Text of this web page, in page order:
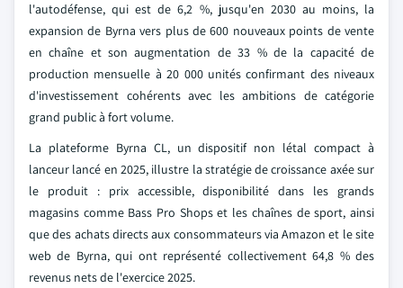
l'autodéfense, qui est de 6,2 %, jusqu'en 2030 au moins, la
expansion de Byrna vers plus de 600 nouveaux points de vente
en chaîne et son augmentation de 33 % de la capacité de
production mensuelle à 20 000 unités confirmant des niveaux
d'investissement cohérents avec les ambitions de catégorie
grand public à fort volume.
La plateforme Byrna CL, un dispositif non létal compact à
lanceur lancé en 2025, illustre la stratégie de croissance axée sur
le produit : prix accessible, disponibilité dans les grands
magasins comme Bass Pro Shops et les chaînes de sport, ainsi
que des achats directs aux consommateurs via Amazon et le site
web de Byrna, qui ont représenté collectivement 64,8 % des
revenus nets de l'exercice 2025.